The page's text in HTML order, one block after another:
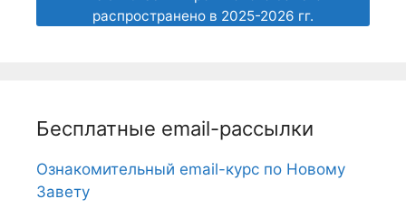
распространено в 2025-2026 гг.
Бесплатные email-рассылки
Ознакомительный email-курс по Новому
Завету